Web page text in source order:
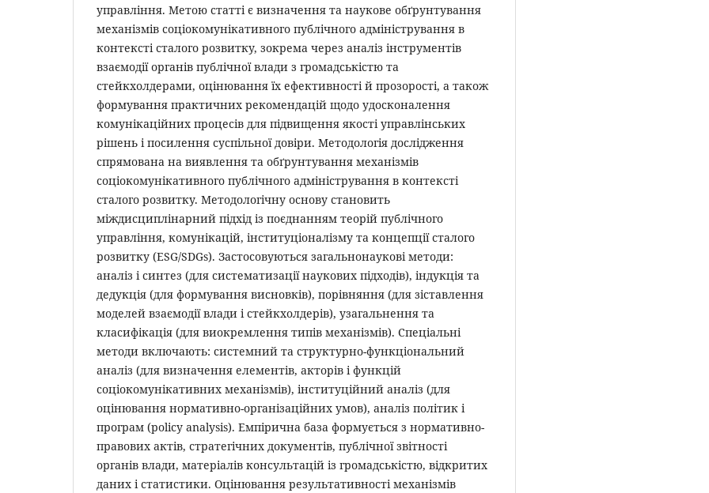
управління. Метою статті є визначення та наукове обґрунтування
механізмів соціокомунікативного публічного адміністрування в
контексті сталого розвитку, зокрема через аналіз інструментів
взаємодії органів публічної влади з громадськістю та
стейкхолдерами, оцінювання їх ефективності й прозорості, а також
формування практичних рекомендацій щодо удосконалення
комунікаційних процесів для підвищення якості управлінських
рішень і посилення суспільної довіри. Методологія дослідження
спрямована на виявлення та обґрунтування механізмів
соціокомунікативного публічного адміністрування в контексті
сталого розвитку. Методологічну основу становить
міждисциплінарний підхід із поєднанням теорій публічного
управління, комунікацій, інституціоналізму та концепції сталого
розвитку (ESG/SDGs). Застосовуються загальнонаукові методи:
аналіз і синтез (для систематизації наукових підходів), індукція та
дедукція (для формування висновків), порівняння (для зіставлення
моделей взаємодії влади і стейкхолдерів), узагальнення та
класифікація (для виокремлення типів механізмів). Спеціальні
методи включають: системний та структурно-функціональний
аналіз (для визначення елементів, акторів і функцій
соціокомунікативних механізмів), інституційний аналіз (для
оцінювання нормативно-організаційних умов), аналіз політик і
програм (policy analysis). Емпірична база формується з нормативно-
правових актів, стратегічних документів, публічної звітності
органів влади, матеріалів консультацій із громадськістю, відкритих
даних і статистики. Оцінювання результативності механізмів